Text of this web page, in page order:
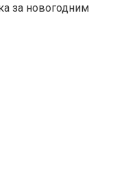
за новогодним